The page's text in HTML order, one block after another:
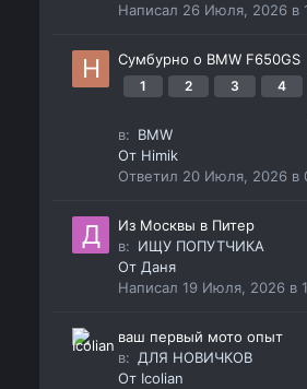
Написал 26 Июля, 2026 в
Сумбурно о BMW F650GS
1 2 3 4
в: BMW
От Himik
Ответил 20 Июля, 2026 в
Из Москвы в Питер
в: ИЩУ ПОПУТЧИКА
ОтДаня
Написал19 Июля, 2026 в
ваш первый мото опыт
в: ДЛЯ НОВИЧКОВ
От Icolian